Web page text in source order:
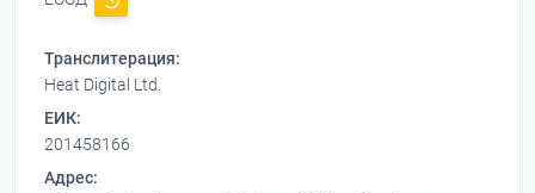
Транслитерация:
Heat Digital Ltd.
ЕИК:
201458166
Адрес: